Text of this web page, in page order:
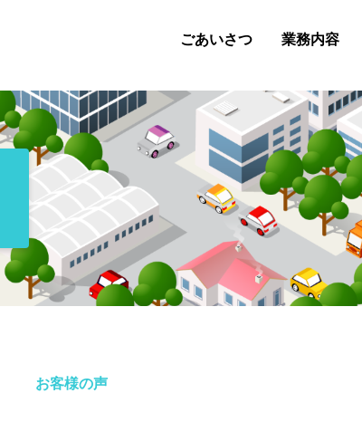
ごあいさつ 業務内容
お客様の声